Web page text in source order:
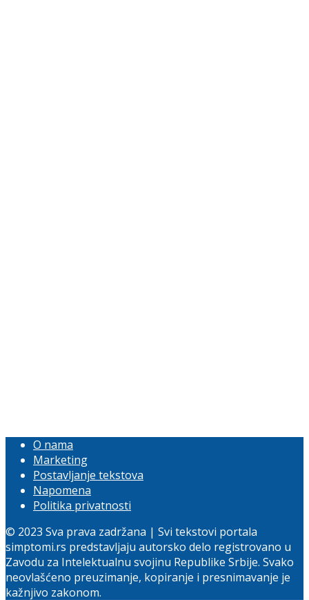
O nama
Marketing
Postavljanje tekstova
Napomena
Politika privatnosti
© 2023 Sva prava zadržana | Svi tekstovi portala
simptomi.rs predstavljaju autorsko delo registrovano u
Zavodu za Intelektualnu svojinu Republike Srbije. Svako
neovlašćeno preuzimanje, kopiranje i presnimavanje je
kažnjivo zakonom.